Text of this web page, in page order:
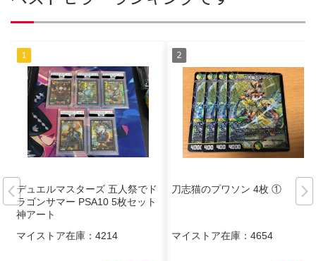
デュエルマスターズ 五人祭でド
ラゴンサマー PSA10 5枚セット
神アート
マイストア在庫： 4214
刀志猫のプワソン 4枚 ①
マイストア在庫： 4654